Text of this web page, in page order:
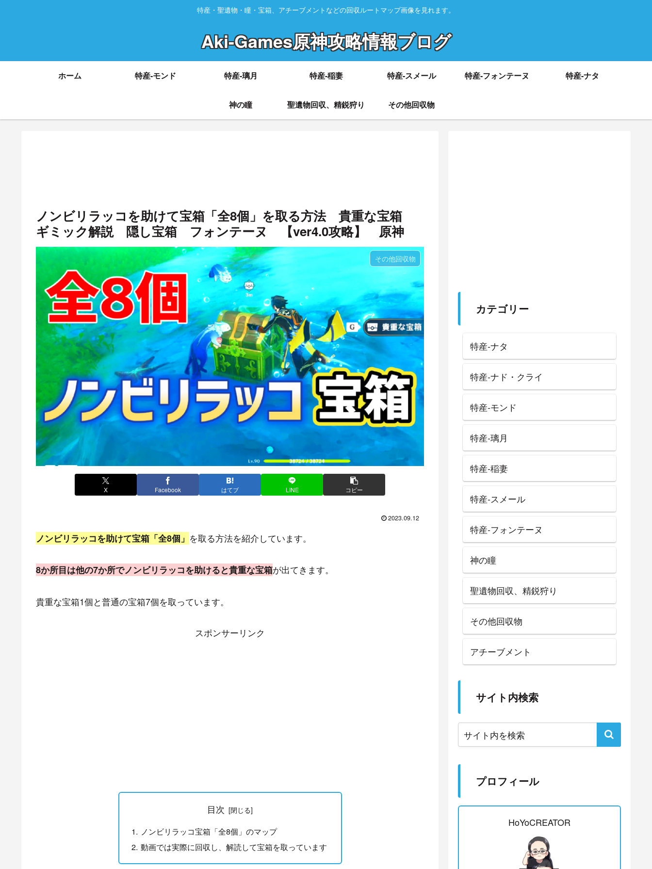
特産・聖遺物・瞳・宝箱、アチーブメントなどの回収ルートマップ画像を見れます。
Aki-Games原神攻略情報ブログ
ホーム 特産-モンド 特産-璃月 特産-稲妻 特産-スメール 特産-フォンテーヌ 特産-ナタ
神の瞳 聖遺物回収、精鋭狩り その他回収物
ノンビリラッコを助けて宝箱「全8個」を取る方法 貴重な宝箱
ギミック解説 隠し宝箱 フォンテーヌ 【ver4.0攻略】 原神
その他回収物
X Facebook はてブ LINE コピー
2023.09.12
ノンビリラッコを助けて宝箱「全8個」 を取る方法を紹介しています。
8か所目は他の7か所でノンビリラッコを助けると貴重な宝箱が出てきます。
貴重な宝箱1個と普通の宝箱7個を取っています。
スポンサーリンク
目次
ノンビリラッコ宝箱「全8個」のマップ
動画では実際に回収し、解読して宝箱を取っています
カテゴリー
特産-ナタ
特産-ナド・クライ
特産-モンド
特産-璃月
特産-稲妻
特産-スメール
特産-フォンテーヌ
神の瞳
聖遺物回収、精鋭狩り
その他回収物
アチーブメント
サイト内検索
プロフィール
HoYoCREATOR